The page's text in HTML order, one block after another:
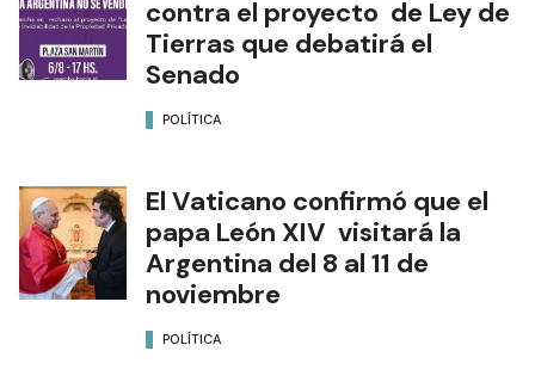
contra el proyecto de Ley de
Tierras que debatirá el
Senado
POLÍTICA
El Vaticano confirmó que el
papa León XIV visitará la
Argentina del 8 al 11 de
noviembre
POLÍTICA